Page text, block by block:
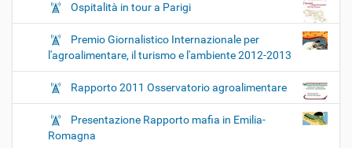
Ospitalità in tour a Parigi
Premio Giornalistico Internazionale per
l'agroalimentare, il turismo e l'ambiente 2012-2013
Rapporto 2011 Osservatorio agroalimentare
Presentazione Rapporto mafia in Emilia-
Romagna